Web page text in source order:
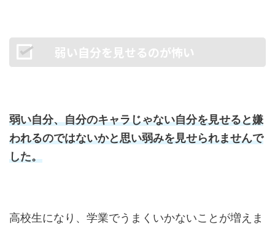
弱い自分を見せるのが怖い
弱い自分、自分のキャラじゃない自分を見せると嫌
われるのではないかと思い弱みを見せられませんで
した。
高校生になり、学業でうまくいかないことが増えま